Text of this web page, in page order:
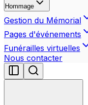
Hommage
Gestion du Mémorial
Pages d'événements
Funérailles virtuelles
Nous contacter